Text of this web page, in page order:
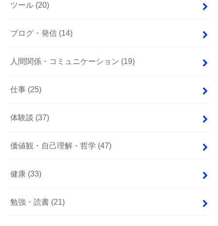
ツール (20)
ブログ・発信 (14)
人間関係・コミュニケーション (19)
仕事 (25)
体験談 (37)
価値観・自己理解・哲学 (47)
健康 (33)
勉強・読書 (21)